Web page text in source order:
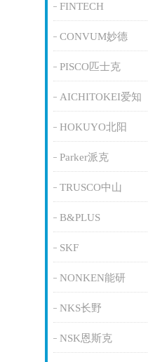
FINTECH
CONVUM妙德
PISCO匹士克
AICHITOKEI爱知
HOKUYO北阳
Parker派克
TRUSCO中山
B&PLUS
SKF
NONKEN能研
NKS长野
NSK恩斯克